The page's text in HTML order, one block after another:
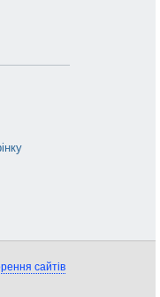
сайтів